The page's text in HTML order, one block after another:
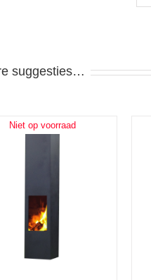
suggesties…
Niet op voorraad